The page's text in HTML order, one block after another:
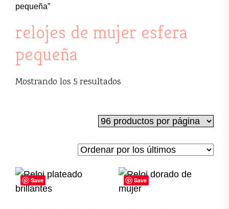
pequeña”
relojes de mujer esfera
pequeña
Mostrando los 5 resultadosOrdenado
últimos
Save Save